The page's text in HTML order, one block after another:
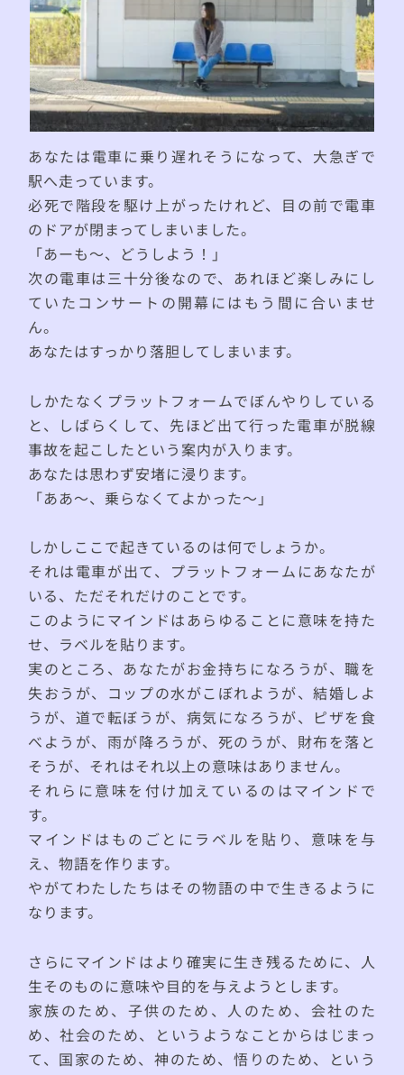
あなたは電車に乗り遅れそうになって、大急ぎで
駅へ走っています。
必死で階段を駆け上がったけれど、目の前で電車
のドアが閉まってしまいました。
「あーも〜、どうしよう！」
次の電車は三十分後なので、あれほど楽しみにし
ていたコンサートの開幕にはもう間に合いませ
ん。
あなたはすっかり落胆してしまいます。
しかたなくプラットフォームでぼんやりしている
と、しばらくして、先ほど出て行った電車が脱線
事故を起こしたという案内が入ります。
あなたは思わず安堵に浸ります。
「ああ〜、乗らなくてよかった〜」
しかしここで起きているのは何でしょうか。
それは電車が出て、プラットフォームにあなたが
いる、ただそれだけのことです。
このようにマインドはあらゆることに意味を持た
せ、ラベルを貼ります。
実のところ、あなたがお金持ちになろうが、職を
失おうが、コップの水がこぼれようが、結婚しよ
うが、道で転ぼうが、病気になろうが、ピザを食
べようが、雨が降ろうが、死のうが、財布を落と
そうが、それはそれ以上の意味はありません。
それらに意味を付け加えているのはマインドで
す。
マインドはものごとにラベルを貼り、意味を与
え、物語を作ります。
やがてわたしたちはその物語の中で生きるように
なります。
さらにマインドはより確実に生き残るために、人
生そのものに意味や目的を与えようとします。
家族のため、子供のため、人のため、会社のた
め、社会のため、というようなことからはじまっ
て、国家のため、神のため、悟りのため、という